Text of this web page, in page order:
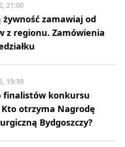
żywność zamawiaj od
z regionu. Zamówienia
21:00
finalistów konkursu
otrzyma Nagrodę
Bydgoszczy?
19:39